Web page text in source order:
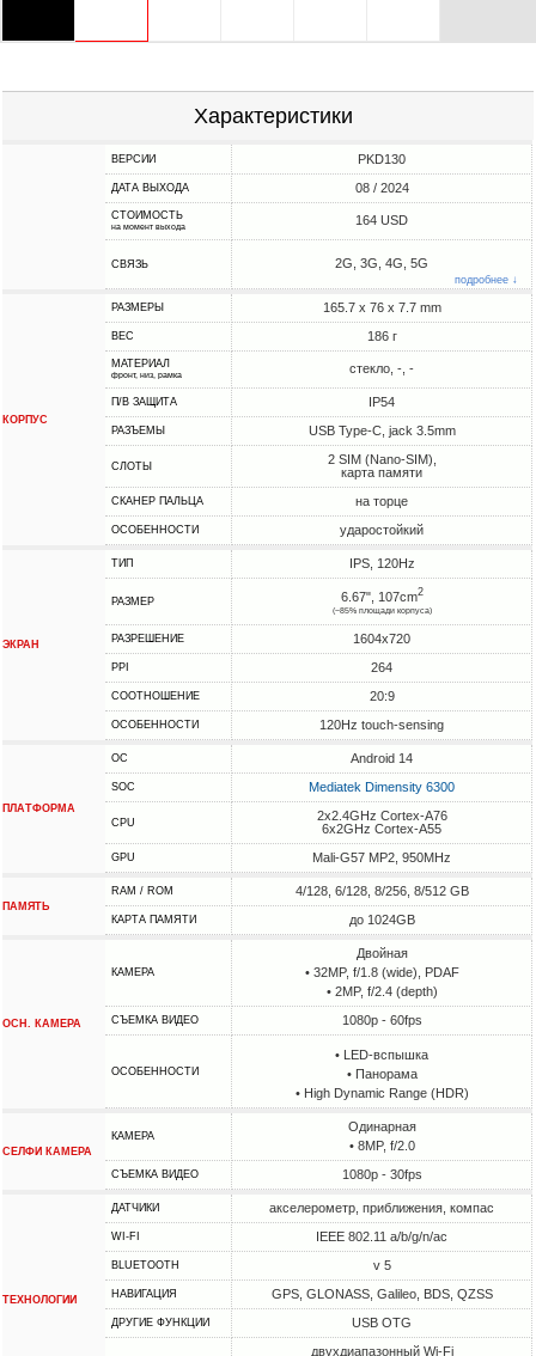
Характеристики
ВЕРСИИ PKD130
ДАТА ВЫХОДА 08 / 2024
СТОИМОСТЬ
на момент выхода 164 USD
СВЯЗЬ 2G, 3G, 4G, 5G
подробнее ↓
КОРПУС
РАЗМЕРЫ 165.7 x 76 x 7.7 mm
ВЕС 186 г
МАТЕРИАЛ
фронт, низ, рамка стекло, -, -
П/В ЗАЩИТА IP54
РАЗЪЕМЫ USB Type-C, jack 3.5mm
СЛОТЫ
2 SIM (Nano-SIM),
карта памяти
СКАНЕР ПАЛЬЦА на торце
ОСОБЕННОСТИ ударостойкий
ЭКРАН
ТИП IPS, 120Hz
РАЗМЕР 6.67", 107cm2
(~85% площади корпуса)
РАЗРЕШЕНИЕ 1604x720
PPI 264
СООТНОШЕНИЕ 20:9
ОСОБЕННОСТИ 120Hz touch-sensing
ПЛАТФОРМА
ОС Android 14
SOC Mediatek Dimensity 6300
CPU
2x2.4GHz Cortex-A76
6x2GHz Cortex-A55
GPU Mali-G57 MP2, 950MHz
ПАМЯТЬ
RAM / ROM 4/128, 6/128, 8/256, 8/512 GB
КАРТА ПАМЯТИ до 1024GB
ОСН. КАМЕРА
КАМЕРА
Двойная
• 32MP, f/1.8 (wide), PDAF
• 2MP, f/2.4 (depth)
СЪЕМКА ВИДЕО 1080p - 60fps
ОСОБЕННОСТИ
• LED-вспышка
• Панорама
• High Dynamic Range (HDR)
СЕЛФИ КАМЕРА
КАМЕРА
Одинарная
• 8MP, f/2.0
СЪЕМКА ВИДЕО 1080p - 30fps
ТЕХНОЛОГИИ
ДАТЧИКИ акселерометр, приближения, компас
WI-FI IEEE 802.11 a/b/g/n/ac
BLUETOOTH v 5
НАВИГАЦИЯ GPS, GLONASS, Galileo, BDS, QZSS
ДРУГИЕ ФУНКЦИИ USB OTG
двухдиапазонный Wi-Fi